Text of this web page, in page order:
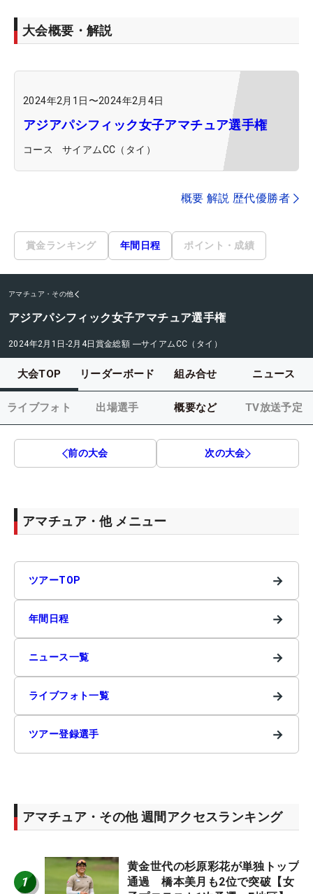
大会概要・解説
2024年2月1日 〜2024年2月4日
アジアパシフィック女子アマチュア選手権
コース サイアムCC（タイ）
概要 解説 歴代優勝者
賞金ランキング 年間日程 ポイント・成績
アマチュア・その他
アジアパシフィック女子アマチュア選手権
2024年2月1日-2月4日 賞金総額 ―サイアムCC（タイ）
大会TOP リーダーボード 組み合せ ニュース
ライブフォト 出場選手 概要など TV放送予定
前の大会 次の大会
アマチュア・他 メニュー
ツアーTOP →
年間日程 →
ニュース一覧 →
ライブフォト一覧 →
ツアー登録選手 →
アマチュア・その他 週間アクセスランキング
1
黄金世代の杉原彩花が単独トップ
通過 橋本美月も2位で突破【女